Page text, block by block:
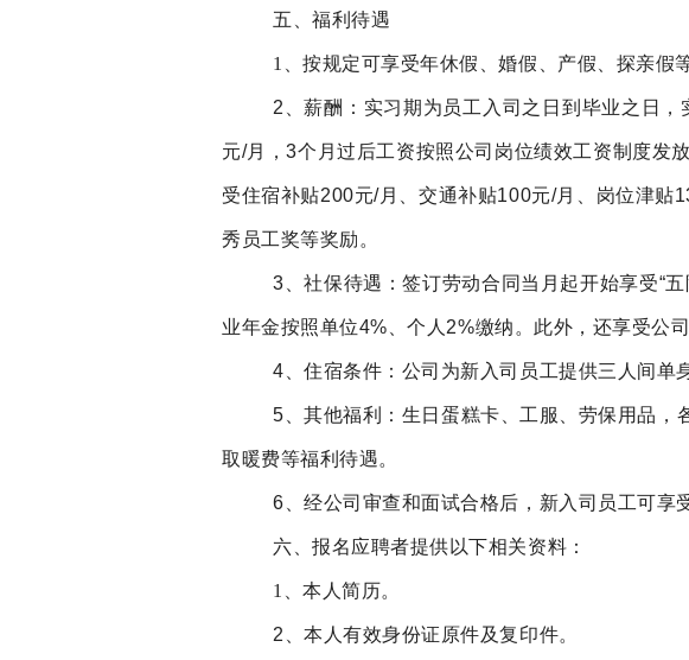
五、福利待遇
1、按规定可享受年休假、婚假、产假、探亲假
2、薪酬： 实习期为员工入司之日到毕业之日
元/月，3个月过后工资按照公司岗位绩效工资制度发
受住宿补贴200元/月、交通补贴100元/月、岗位津贴
秀员工奖等奖励。
3、社保待遇：签订劳动合同当月起开始享受“
业年金按照单位4%、个人2%缴纳。此外，还享受公
4、住宿条件：公司为新入司员工提供三人间单
5、其他福利： 生日蛋糕卡、工服、劳保用品，
取暖费等福利待遇。
6、经公司审查和面试合格后，新入司员工可享
六、报名应聘者提供以下相关资料：
1、本人简历。
2、本人有效身份证原件及复印件。